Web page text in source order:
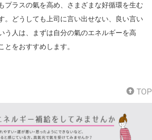
プラスの氣を高め、さまざまな好循環を生む
。どうしても上司に言い出せない、良い言い
う人は、まずは自分の氣のエネルギーを高
とをおすすめします。
TOP